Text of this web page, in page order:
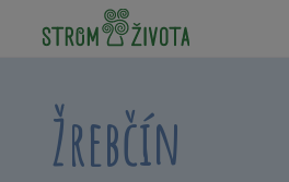
Žrebčín